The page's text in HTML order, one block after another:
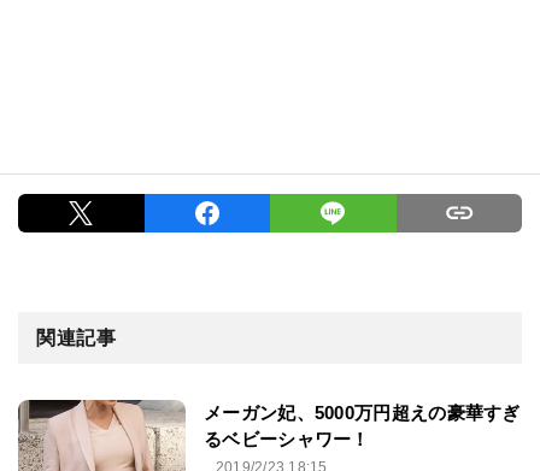
関連記事
メーガン妃、5000万円超えの豪華すぎ
るベビーシャワー！
2019/2/23 18:15